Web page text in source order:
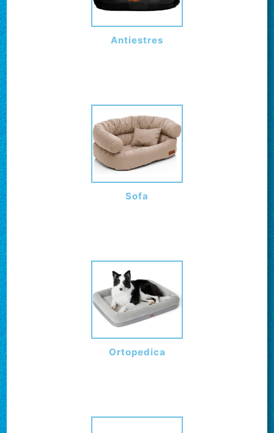
Antiestres
Sofa
Ortopedica